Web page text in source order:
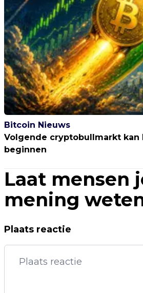
Bitcoin Nieuws
Volgende cryptobullmarkt
beginnen
Laat mensen
mening
Plaats reactie